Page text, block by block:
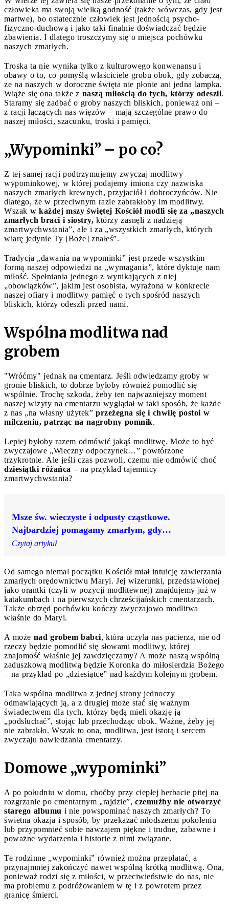
człowieka ma swoją wielką godność (także wówczas, gdy jest
martwe), bo ostatecznie człowiek jest jednością psycho-
fizyczno-duchową i jako taki finalnie doświadczać będzie
zbawienia. I dlatego troszczymy się o miejsca pochówku
naszych zmarłych.
Troska ta nie wynika tylko z kulturowego konwenansu i
obawy o to, co pomyślą właściciele grobu obok, gdy zobaczą,
że na naszych w doroczne święta nie płonie ani jedna lampka.
Wiąże się ona także z naszą miłością do tych, którzy odeszli.
Staramy się zadbać o groby naszych bliskich, ponieważ oni –
z racji łączących nas więzów – mają szczególne prawo do
naszej miłości, szacunku, troski i pamięci.
„Wypominki” – po co?
Z tej samej racji podtrzymujemy zwyczaj modlitwy
wypominkowej, w której podajemy imiona czy nazwiska
naszych zmarłych krewnych, przyjaciół i dobroczyńców. Nie
dlatego, że w przeciwnym razie zabrakłoby im modlitwy.
Wszak w każdej mszy świętej Kościół modli się za „naszych
zmarłych braci i siostry, którzy zasnęli z nadzieją
zmartwychwstania”, ale i za „wszystkich zmarłych, których
wiarę jedynie Ty [Boże] znałeś”.
Tradycja „dawania na wypominki” jest przede wszystkim
formą naszej odpowiedzi na „wymagania”, które dyktuje nam
miłość. Spełniania jednego z wynikających z niej
„obowiązków”, jakim jest osobista, wyrażona w konkrecie
naszej ofiary i modlitwy pamięć o tych spośród naszych
bliskich, którzy odeszli przed nami.
Wspólna modlitwa nad
grobem
"Wróćmy" jednak na cmentarz. Jeśli odwiedzamy groby w
gronie bliskich, to dobrze byłoby również pomodlić się
wspólnie. Trochę szkoda, żeby ten najważniejszy moment
naszej wizyty na cmentarzu wyglądał w taki sposób, że każde
z nas „na własny użytek” przeżegna się i chwilę postoi w
milczeniu, patrząc na nagrobny pomnik.
Lepiej byłoby razem odmówić jakąś modlitwę. Może to być
zwyczajowe „Wieczny odpoczynek…” powtórzone
trzykrotnie. Ale jeśli czas pozwoli, czemu nie odmówić choć
dziesiątki różańca – na przykład tajemnicy
zmartwychwstania?
Msze św. wieczyste i odpusty cząstkowe.
Najbardziej pomagamy zmarłym, gdy…
Czytaj artykuł
Od samego niemal początku Kościół miał intuicję zawierzania
zmarłych orędownictwu Maryi. Jej wizerunki, przedstawionej
jako orantki (czyli w pozycji modlitewnej) znajdujemy już w
katakumbach i na pierwszych chrześcijańskich cmentarzach.
Także obrzęd pochówku kończy zwyczajowo modlitwa
właśnie do Maryi.
A może nad grobem babci, która uczyła nas pacierza, nie od
rzeczy będzie pomodlić się słowami modlitwy, której
znajomość właśnie jej zawdzięczamy? A może naszą wspólną
zaduszkową modlitwą będzie Koronka do miłosierdzia Bożego
– na przykład po „dziesiątce” nad każdym kolejnym grobem.
Taka wspólna modlitwa z jednej strony jednoczy
odmawiających ją, a z drugiej może stać się ważnym
świadectwem dla tych, którzy będą mieli okazję ją
„podsłuchać”, stojąc lub przechodząc obok. Ważne, żeby jej
nie zabrakło. Wszak to ona, modlitwa, jest istotą i sercem
zwyczaju nawiedzania cmentarzy.
Domowe „wypominki”
A po południu w domu, choćby przy ciepłej herbacie pitej na
rozgrzanie po cmentarnym „rajdzie”, czemużby nie otworzyć
starego albumu i nie powspominać naszych zmarłych? To
świetna okazja i sposób, by przekazać młodszemu pokoleniu
lub przypomnieć sobie nawzajem piękne i trudne, zabawne i
poważne wydarzenia i historie z nimi związane.
Te rodzinne „wypominki” również można przeplatać, a
przynajmniej zakończyć nawet wspólną krótką modlitwą. Ona,
ponieważ rodzi się z miłości, w przeciwieństwie do nas, nie
ma problemu z podróżowaniem w tę i z powrotem przez
granicę śmierci.